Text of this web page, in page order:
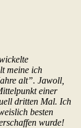
meine ich
alt”. Jawoll,
einer
dritten Mal. Ich
besten
wurde!